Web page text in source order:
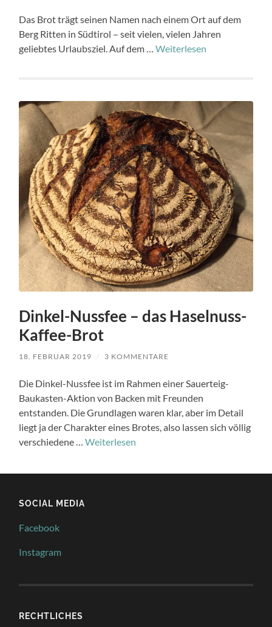
Das Brot trägt seinen Namen nach einem Ort auf dem
Berg Ritten in Südtirol – seit vielen, vielen Jahren
geliebtes Urlaubsziel. Auf dem …Weiterlesen
Dinkel-Nussfee – das Haselnuss-
Kaffee-Brot
18. FEBRUAR 2019 / 3 KOMMENTARE
Die Dinkel-Nussfee ist im Rahmen einer Sauerteig-
Baukasten-Aktion von Backen mit Freunden
entstanden. Die Grundlagen waren klar, aber im Detail
liegt ja der Charakter eines Brotes, also lassen sich völlig
verschiedene …Weiterlesen
SOCIAL MEDIA
Facebook
Instagram
RECHTLICHES